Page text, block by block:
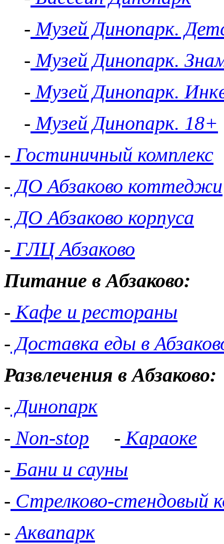
- Музей Динопарк.
- Музей Динопарк.
- Музей Динопарк.
- Музей Динопарк. 18+
- Гостиничный комплекс
- ДО Абзаково коттеджи
- ДО Абзаково корпуса
- ГЛЦ Абзаково
Питание в Абзаково:
- Кафе и рестораны
- Доставка еды в
Развлечения в Абзаково:
- Динопарк
- Non-stop - Караоке
- Бани и сауны
- Стрелково-стендовый
-Аквапарк